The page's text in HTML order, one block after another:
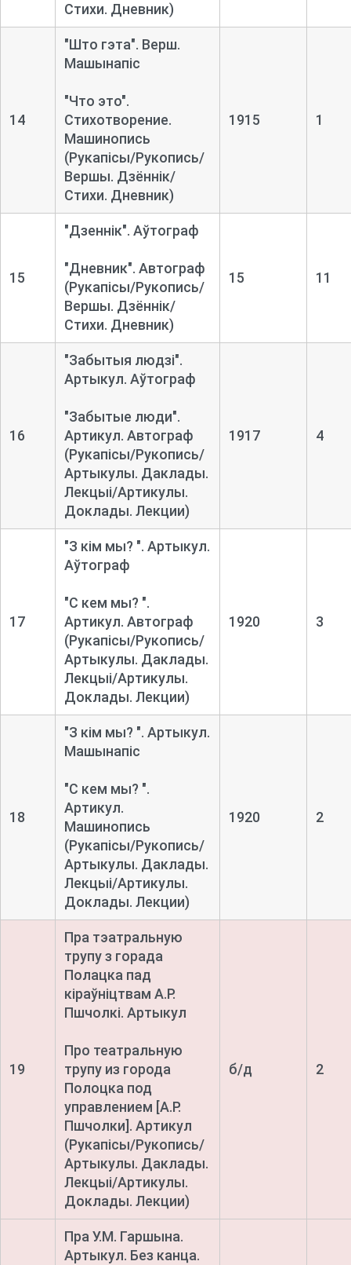
Стихи. Дневник)
14
"Што гэта". Верш.
Машынапіс
"Что это".
Стихотворение.
Машинопись
(Рукапісы/Рукопись/
Вершы. Дзённік/
Стихи. Дневник)
1915 1
15
"Дзеннік". Аўтограф
"Дневник". Автограф
(Рукапісы/Рукопись/
Вершы. Дзённік/
Стихи. Дневник)
15 11
16
"Забытыя людзі".
Артыкул. Аўтограф
"Забытые люди".
Артикул. Автограф
(Рукапісы/Рукопись/
Артыкулы. Даклады.
Лекцыі/Артикулы.
Доклады. Лекции)
1917 4
17
"З кім мы? ". Артыкул.
Аўтограф
"С кем мы? ".
Артикул. Автограф
(Рукапісы/Рукопись/
Артыкулы. Даклады.
Лекцыі/Артикулы.
Доклады. Лекции)
1920 3
18
"З кім мы? ". Артыкул.
Машынапіс
"С кем мы? ".
Артикул.
Машинопись
(Рукапісы/Рукопись/
Артыкулы. Даклады.
Лекцыі/Артикулы.
Доклады. Лекции)
1920 2
19
Пра тэатральную
трупу з горада
Полацка пад
кіраўніцтвам А.Р.
Пшчолкі. Артыкул
Про театральную
трупу из города
Полоцка под
управлением [А.Р.
Пшчолки]. Артикул
(Рукапісы/Рукопись/
Артыкулы. Даклады.
Лекцыі/Артикулы.
Доклады. Лекции)
б/д 2
Пра У.М. Гаршына.
Артыкул. Без канца.